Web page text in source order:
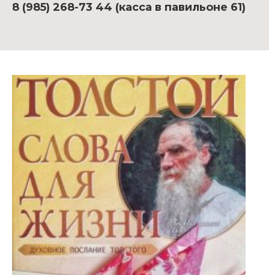
8 (985) 268-73 44 (касса в павильоне 61)